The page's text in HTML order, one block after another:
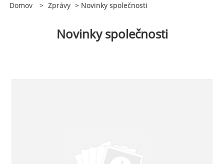
Domov > Zprávy > Novinky společnosti
Novinky společnosti